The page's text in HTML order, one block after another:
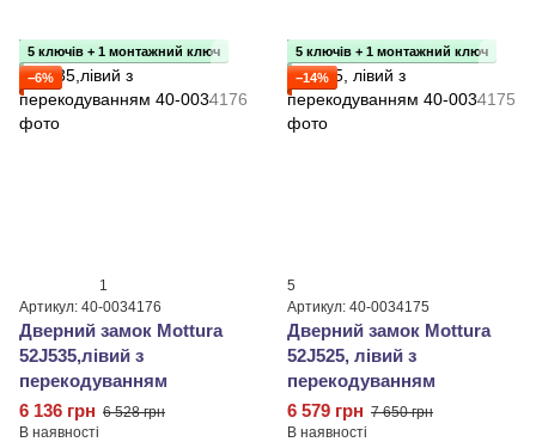
5 ключів + 1 монтажний ключ
−6%
1
Артикул: 40-0034176
Дверний замок Mottura
52J535,лівий з
перекодуванням
6 136 грн 6 528 грн
В наявності
5 ключів + 1 монтажний ключ
−14%
5
Артикул: 40-0034175
Дверний замок Mottura
52J525, лівий з
перекодуванням
6 579 грн 7 650 грн
В наявності